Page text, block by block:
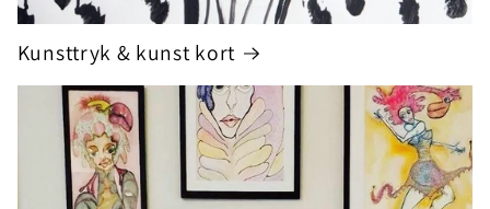
Kunsttryk & kunst kort